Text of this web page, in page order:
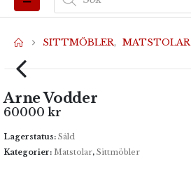
SITTMÖBLER, MATSTOLAR
Arne Vodder
60000 kr
Lagerstatus: Såld
Kategorier: Matstolar, Sittmöbler